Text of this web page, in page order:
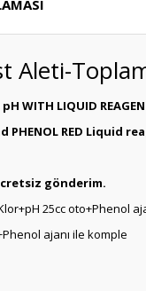
Aleti-
WITH LIQUID
PHENOL RED Liquid
gönderim.
25cc oto+Phenol
ajanı ile komple